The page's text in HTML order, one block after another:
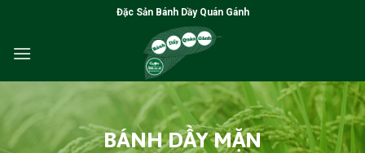
nội
Đặc Sản Bánh Dầy Quán Gánh
BÁNH DẦY MẶN